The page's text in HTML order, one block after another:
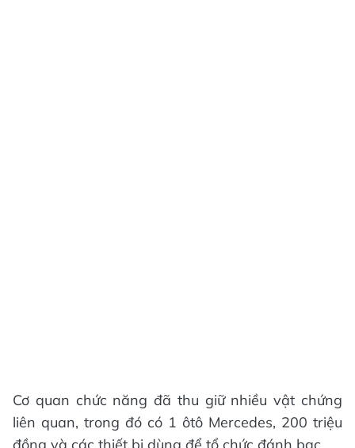
Cơ quan chức năng đã thu giữ nhiều vật chứng
liên quan, trong đó có 1 ôtô Mercedes, 200 triệu